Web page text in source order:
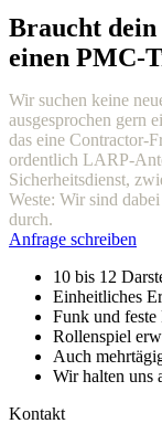
Braucht dein
einen PMC-
Wir suchen keine
ausgesprochen gern
das eine Contractor-
ordentlich LARP-
Sicherheitsdienst,
Weste: Wir sind
durch.
Anfrage schreiben
10 bis 12
Einheitliches
Funk und
Rollenspiel
Auch
Wir halten uns
Kontakt